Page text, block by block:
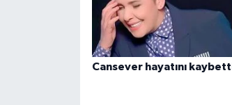
Cansever hayatını